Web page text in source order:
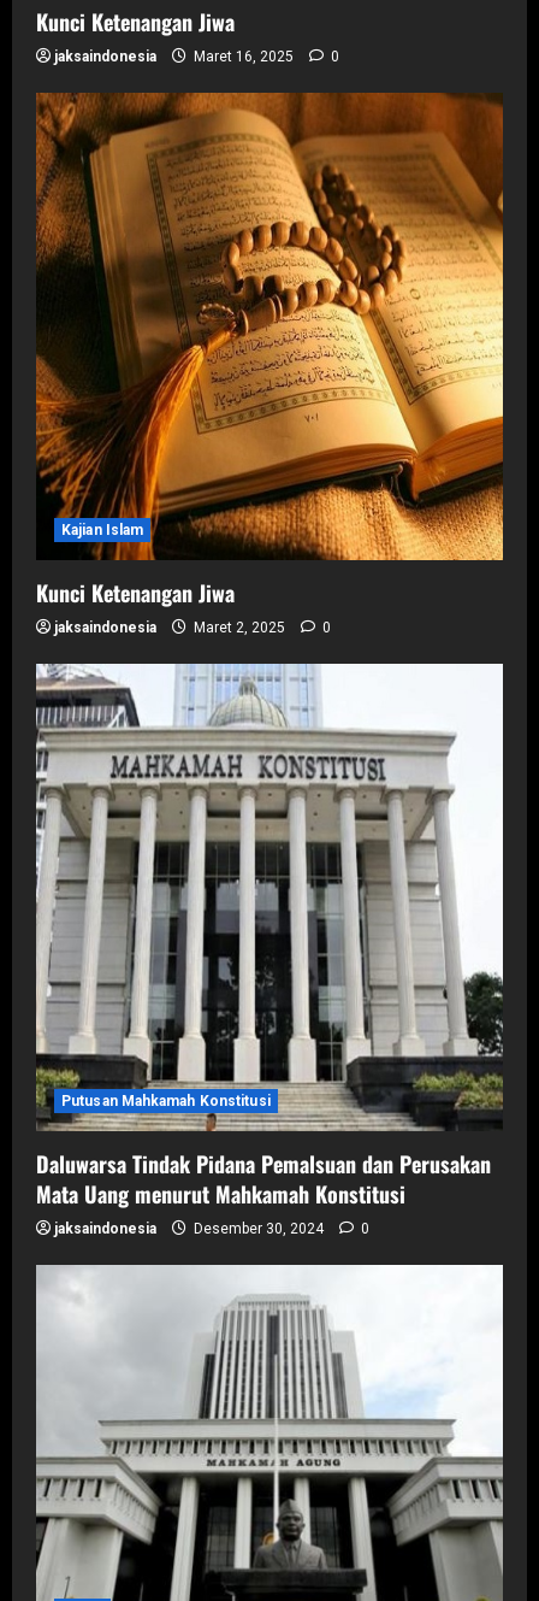
Kunci Ketenangan Jiwa
jaksaindonesia Maret 16, 2025 0
Kajian Islam
Kunci Ketenangan Jiwa
jaksaindonesia Maret 2, 2025 0
Putusan Mahkamah Konstitusi
Daluwarsa Tindak Pidana Pemalsuan dan Perusakan
Mata Uang menurut Mahkamah Konstitusi
jaksaindonesia Desember 30, 2024 0